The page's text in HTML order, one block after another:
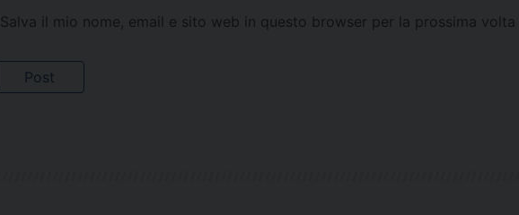
Salva il mio nome, email e sito web in questo browser per la prossima